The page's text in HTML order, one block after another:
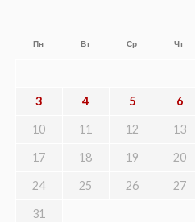
Пн Вт Ср Чт
3 4 5 6
10 11 12 13
17 18 19 20
24 25 26 27
31